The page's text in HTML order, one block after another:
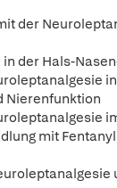
der
der Hals-
Nierenfunktion
mit